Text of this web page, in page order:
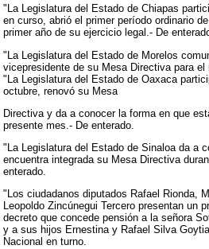
"La Legislatura del Estado de Chiapas
en curso, abrió el primer período ordinario
primer año de su ejercicio legal.- De
"La Legislatura del Estado de Morelos
vicepresidente de su Mesa Directiva para el
"La Legislatura del Estado de Oaxaca
octubre, renovó su Mesa
Directiva y da a conocer la forma en que
presente mes.- De enterado.
"La Legislatura del Estado de Sinaloa da a
encuentra integrada su Mesa Directiva
enterado.
"Los ciudadanos diputados Rafael Rionda,
Leopoldo Zincúnegui Tercero presentan un
decreto que concede pensión a la señora
y a sus hijos Ernestina y Rafael Silva
Nacional en turno.